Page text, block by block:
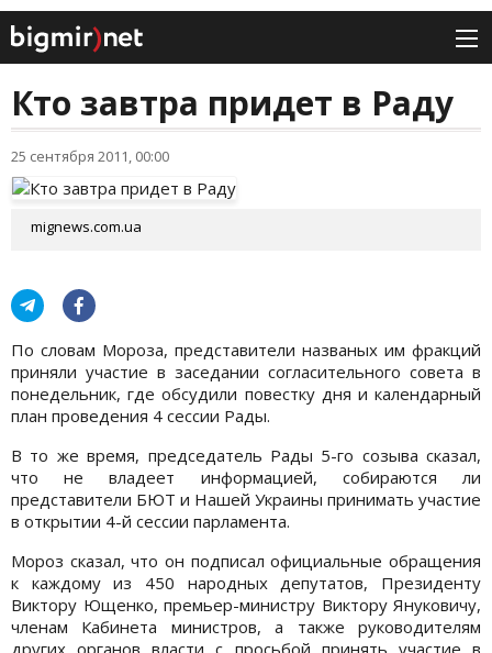
Кто завтра придет в Раду
25 сентября 2011, 00:00
mignews.com.ua
По словам Мороза, представители названых им фракций
приняли участие в заседании согласительного совета в
понедельник, где обсудили повестку дня и календарный
план проведения 4 сессии Рады.
В то же время, председатель Рады 5-го созыва сказал,
что не владеет информацией, собираются ли
представители БЮТ и Нашей Украины принимать участие
в открытии 4-й сессии парламента.
Мороз сказал, что он подписал официальные обращения
к каждому из 450 народных депутатов, Президенту
Виктору Ющенко, премьер-министру Виктору Януковичу,
членам Кабинета министров, а также руководителям